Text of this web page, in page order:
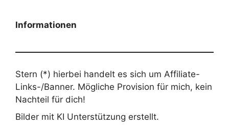
Informationen
Stern (*) hierbei handelt es sich um Affiliate-
Links-/Banner. Mögliche Provision für mich, kein
Nachteil für dich!
Bilder mit KI Unterstützung erstellt.